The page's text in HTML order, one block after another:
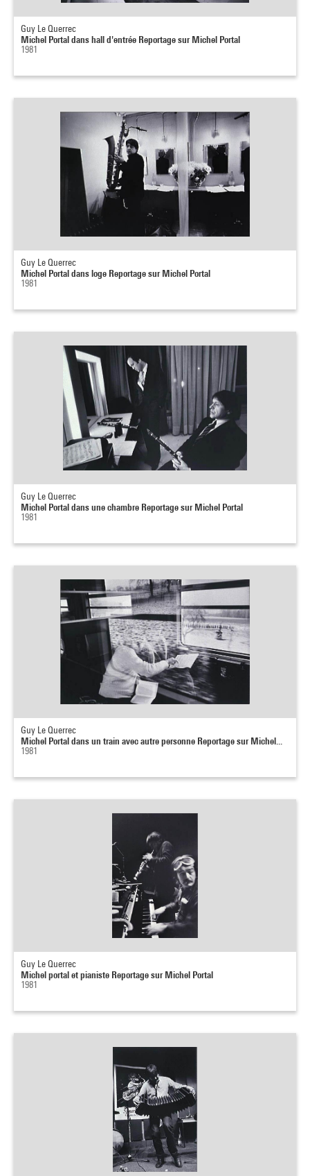
Guy Le Querrec
Michel Portal dans hall d'entrée Reportage sur Michel Portal
1981
Guy Le Querrec
Michel Portal dans loge Reportage sur Michel Portal
1981
Guy Le Querrec
Michel Portal dans une chambre Reportage sur Michel Portal
1981
Guy Le Querrec
Michel Portal dans un train avec autre personne Reportage sur Michel...
1981
Guy Le Querrec
Michel portal et pianiste Reportage sur Michel Portal
1981